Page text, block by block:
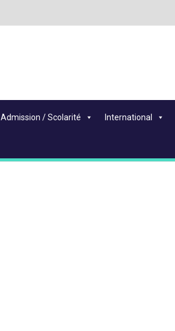
Admission / Scolarité International